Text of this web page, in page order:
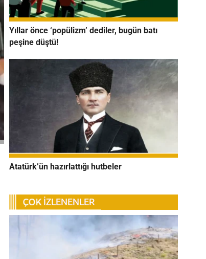
Yıllar önce ‘popülizm’ dediler, bugün batı
peşine düştü!
Atatürk’ün hazırlattığı hutbeler